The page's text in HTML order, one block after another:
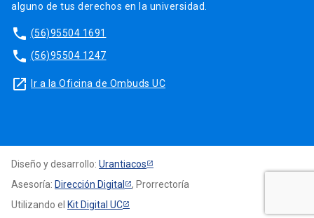
alguno de tus derechos en la universidad.
phone (56)95504 1691
phone (56)95504 1247
launch Ir a la Oficina de Ombuds UC
Diseño y desarrollo: Urantiacos
Asesoría: Dirección Digital
, Prorrectoría
Utilizando el Kit Digital UC